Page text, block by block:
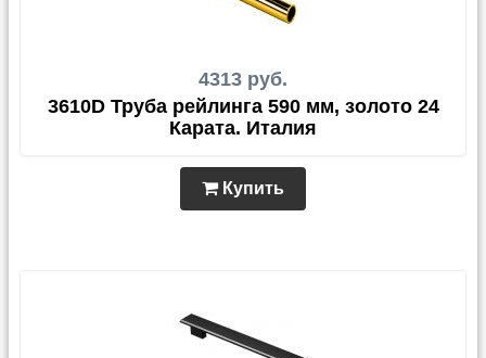
4313 руб.
3610D Труба рейлинга 590 мм, золото 24
Карата. Италия
Купить